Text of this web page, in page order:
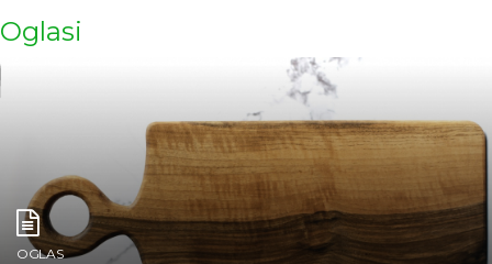
Oglasi
OGLAS